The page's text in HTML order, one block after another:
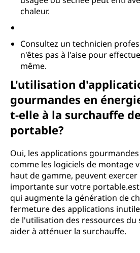
chaleur.
Consultez un technicien
n'êtes pas à l'aise pour
même.
L'utilisation
gourmandes en
t-elle à la surchauffe
portable?
Oui, les applications
comme les logiciels de montage
haut de gamme, peuvent
importante sur votre
qui augmente la génération de
fermeture des applications
de l'utilisation des ressources du
aider à atténuer la surchauffe.